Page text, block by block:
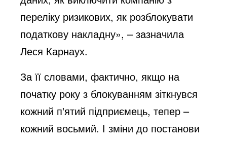
переліку ризикових, як розблокувати
податкову накладну», – зазначила
Леся Карнаух.
За її словами, фактично, якщо на
початку року з блокуванням зіткнувся
кожний п'ятий підприємець, тепер –
кожний восьмий. І зміни до постанови